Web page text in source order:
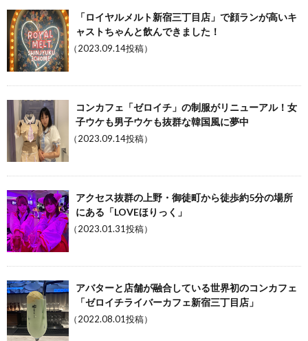
「ロイヤルメルト新宿三丁目店」で顔ランが高いキ
ャストちゃんと飲んできました！
（2023.09.14投稿）
コンカフェ「ゼロイチ」の制服がリニューアル！女
子ウケも男子ウケも抜群な韓国風に夢中
（2023.09.14投稿）
アクセス抜群の上野・御徒町から徒歩約5分の場所
にある「LOVEほりっく」
（2023.01.31投稿）
アバターと店舗が融合している世界初のコンカフェ
「ゼロイチライバーカフェ新宿三丁目店」
（2022.08.01投稿）